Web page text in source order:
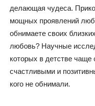
делающая чудеса.
мощных проявлений
обнимаете своих
любовь? Научные
которых в детстве
счастливыми и
кого не обнимали.